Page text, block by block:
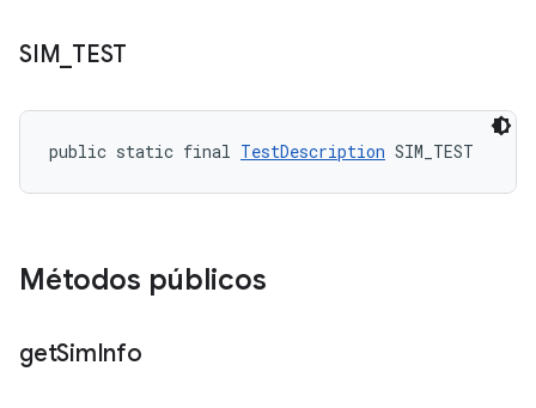
SIM TEST
public static final TestDescription SIM_TEST
Métodos públicos
getSimInfo